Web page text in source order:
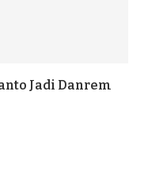
Jadi Danrem